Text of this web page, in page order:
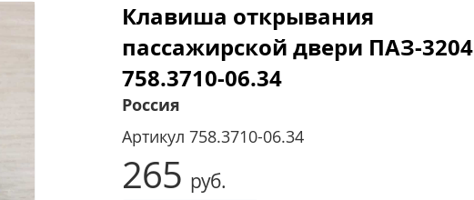
Клавиша открывания
пассажирской двери ПАЗ-3204
758.3710-06.34
Россия
Артикул 758.3710-06.34
265 руб.